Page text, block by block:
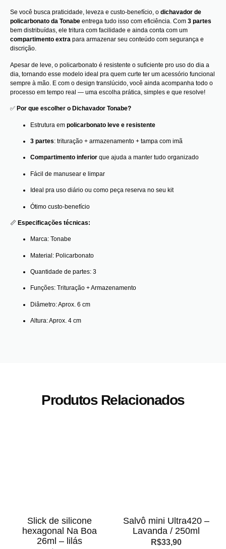
Se você busca praticidade, leveza e custo-benefício, o dichavador de
policarbonato da Tonabe entrega tudo isso com eficiência. Com 3 partes
bem distribuídas, ele tritura com facilidade e ainda conta com um
compartimento extra para armazenar seu conteúdo com segurança e
discrição.
Apesar de leve, o policarbonato é resistente o suficiente pro uso do dia a
dia, tornando esse modelo ideal pra quem curte ter um acessório funcional
sempre à mão. E com o design translúcido, você ainda acompanha todo o
processo em tempo real — uma escolha prática, simples e que resolve!
✅ Por que escolher o Dichavador Tonabe?
Estrutura em policarbonato leve e resistente
3 partes: trituração + armazenamento + tampa com imã
Compartimento inferior que ajuda a manter tudo organizado
Fácil de manusear e limpar
Ideal pra uso diário ou como peça reserva no seu kit
Ótimo custo-benefício
📏 Especificações técnicas:
Marca: Tonabe
Material: Policarbonato
Quantidade de partes: 3
Funções: Trituração + Armazenamento
Diâmetro: Aprox. 6 cm
Altura: Aprox. 4 cm
Produtos Relacionados
Slick de silicone
hexagonal Na Boa
26ml – lilás
Salvô mini Ultra420 –
Lavanda / 250ml
R$33,90